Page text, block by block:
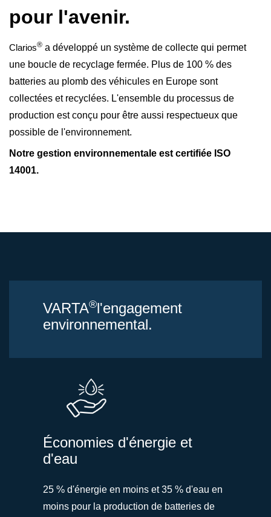
pour l'avenir.
Clarios® a développé un système de collecte qui permet
une boucle de recyclage fermée. Plus de 100 % des
batteries au plomb des véhicules en Europe sont
collectées et recyclées. L'ensemble du processus de
production est conçu pour être aussi respectueux que
possible de l'environnement.
Notre gestion environnementale est certifiée ISO
14001.
VARTA®l'engagement
environnemental.
Économies d'énergie et
d'eau
25 % d'énergie en moins et 35 % d'eau en
moins pour la production de batteries de